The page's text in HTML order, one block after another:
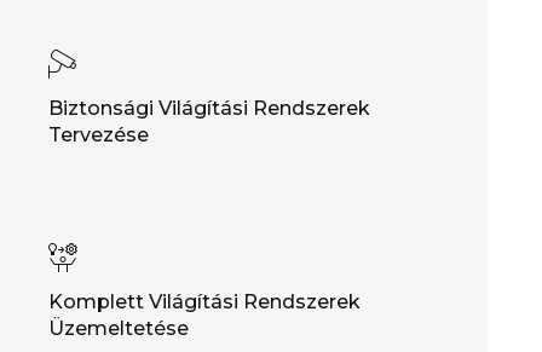
Biztonsági Világítási Rendszerek
Tervezése
Komplett Világítási Rendszerek
Üzemeltetése